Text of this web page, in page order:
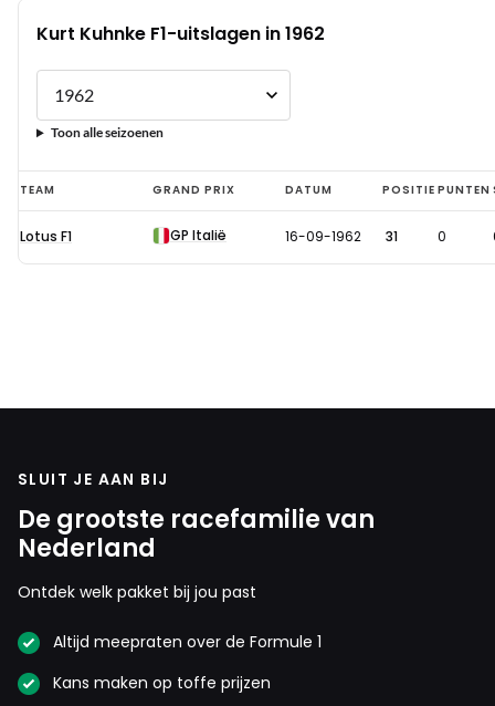
Kurt Kuhnke F1-uitslagen in 1962
Toon alle seizoenen
Kurt
Kuhnke
F1-
TEAM GRAND PRIX DATUM POSITIE PUNTEN
Lotus F1 GP Italië 16-09-1962 31 0
SLUIT JE AAN BIJ
De grootste racefamilie van
Nederland
Ontdek welk pakket bij jou past
Altijd meepraten over de Formule 1
Kans maken op toffe prijzen